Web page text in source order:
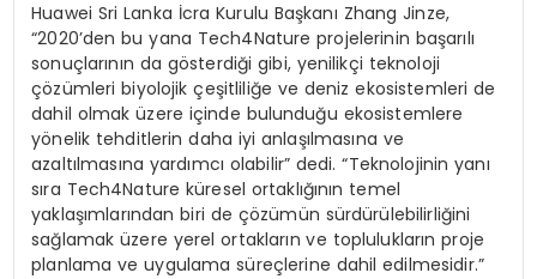
Huawei Sri Lanka İcra Kurulu Başkanı Zhang Jinze,
“2020’den bu yana Tech4Nature projelerinin başarılı
sonuçlarının da gösterdiği gibi, yenilikçi teknoloji
çözümleri biyolojik çeşitliliğe ve deniz ekosistemleri de
dahil olmak üzere içinde bulunduğu ekosistemlere
yönelik tehditlerin daha iyi anlaşılmasına ve
azaltılmasına yardımcı olabilir” dedi. “Teknolojinin yanı
sıra Tech4Nature küresel ortaklığının temel
yaklaşımlarından biri de çözümün sürdürülebilirliğini
sağlamak üzere yerel ortakların ve toplulukların proje
planlama ve uygulama süreçlerine dahil edilmesidir.”